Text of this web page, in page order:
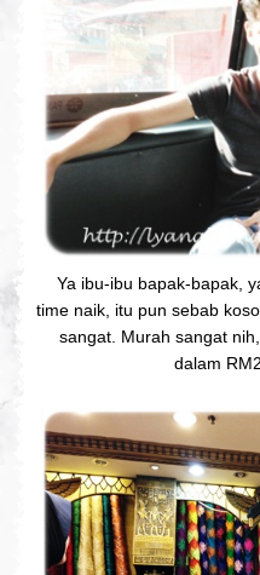
Ya ibu-ibu bapak-bapak,
time naik, itu pun sebab
sangat. Murah sangat
dalam